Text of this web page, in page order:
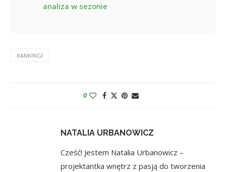
analiza w sezonie
RANKINGI
0
NATALIA URBANOWICZ
Cześć! Jestem Natalia Urbanowicz –
projektantka wnętrz z pasją do tworzenia